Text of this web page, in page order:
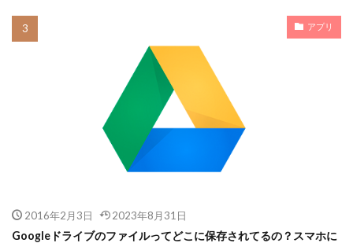
アプリ
2016年2月3日 2023年8月31日
Googleドライブのファイルってどこに保存されてるの？スマホに